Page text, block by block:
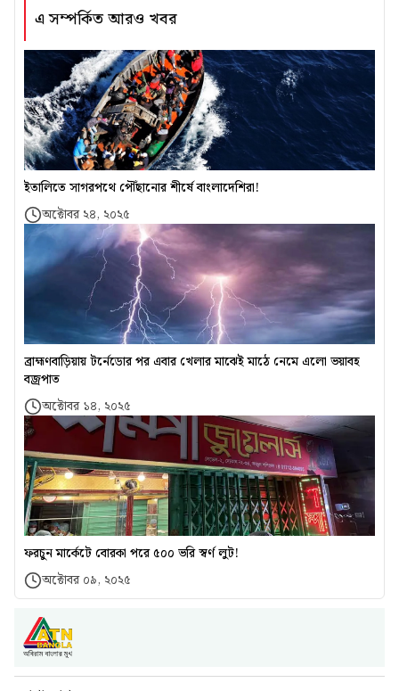
এ সম্পর্কিত আরও খবর
ইতালিতে সাগরপথে পৌঁছানোর শীর্ষে বাংলাদেশিরা!
অক্টোবর ২৪, ২০২৫
ব্রাহ্মণবাড়িয়ায় টর্নেডোর পর এবার খেলার মাঝেই মাঠে নেমে এলো ভয়াবহ
বজ্রপাত
অক্টোবর ১৪, ২০২৫
ফরচুন মার্কেটে বোরকা পরে ৫০০ ভরি স্বর্ণ লুট!
অক্টোবর ০৯, ২০২৫